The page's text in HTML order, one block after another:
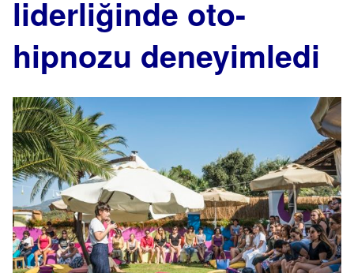
liderliğinde oto-
hipnozu deneyimledi